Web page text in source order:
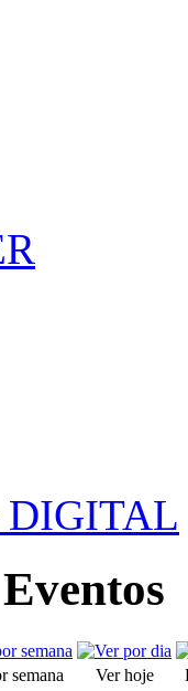
DIGITAL
semana Ver hoje